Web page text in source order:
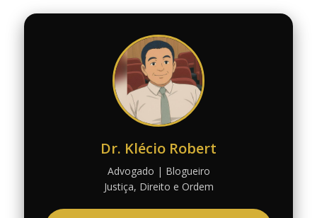
p k
Dr. Klécio Robert
Advogado | Blogueiro
Justiça, Direito e Ordem